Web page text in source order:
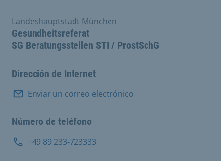
Gesundheitsreferat
SG Beratungsstellen STI / ProstSchG
Landeshauptstadt München
Dirección de Internet
Enviar un correo electrónico
Número de teléfono
+49 89 233-723333